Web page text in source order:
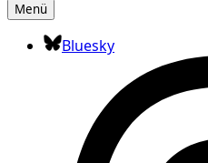
Menü
Bluesky